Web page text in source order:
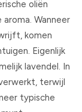
oliën
Wanneer
komen
Eigenlijk
lavendel. In
terwijl
typische